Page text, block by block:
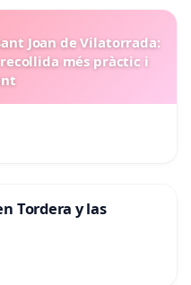
Joan de Vilatorrada:
més pràctic i
Tordera y las